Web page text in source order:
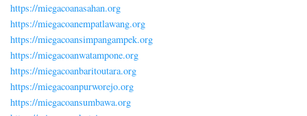
https://miegacoanasahan.org
https://miegacoanempatlawang.org
https://miegacoansimpangampek.org
https://miegacoanwatampone.org
https://miegacoanbaritoutara.org
https://miegacoanpurworejo.org
https://miegacoansumbawa.org